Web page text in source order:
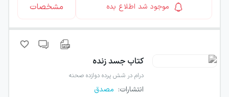
موجود شد اطلاع بده مشخصات
کتاب جسد زنده
درام در شش پرده دوازده صحنه
انتشارات: مصدق